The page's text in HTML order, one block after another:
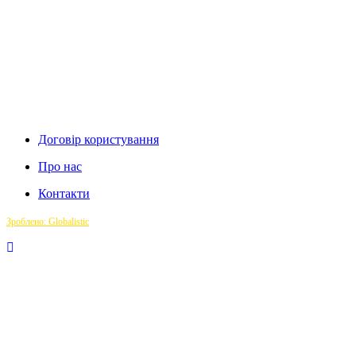
Договір користування
Про нас
Контакти
Зроблено: Globalistic